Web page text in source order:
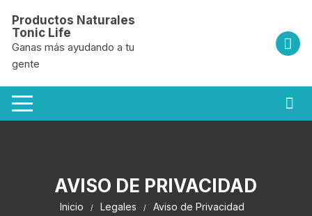
contenido
Productos Naturales
Tonic Life
Ganas más ayudando a tu
gente
AVISO DE PRIVACIDAD
Inicio Legales Aviso de Privacidad